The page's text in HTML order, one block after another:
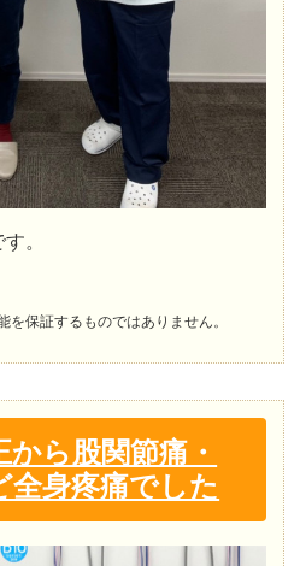
。
保証するものではありません。
ら股関節痛・
全身疼痛でした